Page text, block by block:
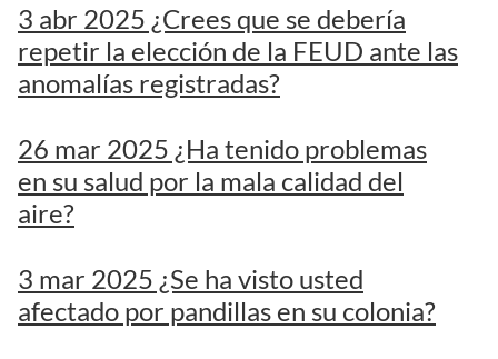
3 abr 2025 ¿Crees que se debería
repetir la elección de la FEUD ante las
anomalías registradas?
26 mar 2025 ¿Ha tenido problemas
en su salud por la mala calidad del
aire?
3 mar 2025 ¿Se ha visto usted
afectado por pandillas en su colonia?